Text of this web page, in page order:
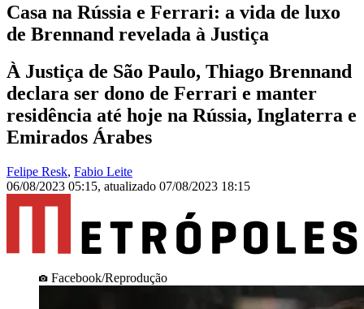
Casa na Rússia e Ferrari: a vida de luxo
de Brennand revelada à Justiça
À Justiça de São Paulo, Thiago Brennand
declara ser dono de Ferrari e manter
residência até hoje na Rússia, Inglaterra e
Emirados Árabes
Felipe Resk, Fabio Leite
06/08/2023 05:15, atualizado 07/08/2023 18:15
Facebook/Reprodução